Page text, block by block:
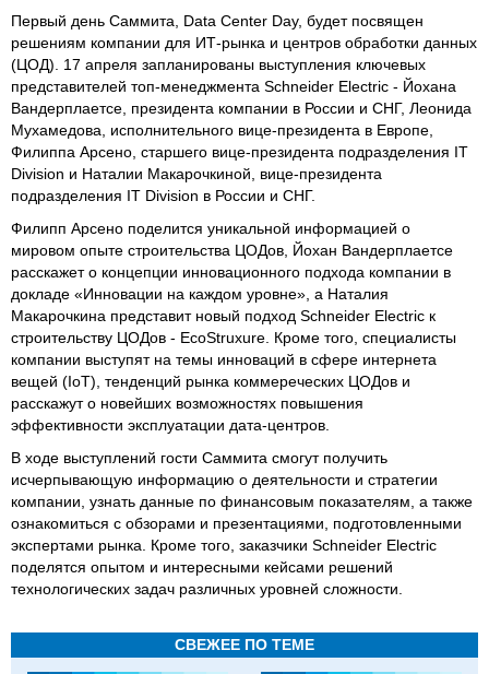
Первый день Саммита, Data Center Day, будет посвящен
решениям компании для ИТ-рынка и центров обработки данных
(ЦОД). 17 апреля запланированы выступления ключевых
представителей топ-менеджмента Schneider Electric - Йохана
Вандерплаетсе, президента компании в России и СНГ, Леонида
Мухамедова, исполнительного вице-президента в Европе,
Филиппа Арсено, старшего вице-президента подразделения IT
Division и Наталии Макарочкиной, вице-президента
подразделения IT Division в России и СНГ.
Филипп Арсено поделится уникальной информацией о
мировом опыте строительства ЦОДов, Йохан Вандерплаетсе
расскажет о концепции инновационного подхода компании в
докладе «Инновации на каждом уровне», а Наталия
Макарочкина представит новый подход Schneider Electric к
строительству ЦОДов - EcoStruxure. Кроме того, специалисты
компании выступят на темы инноваций в сфере интернета
вещей (IoT), тенденций рынка коммереческих ЦОДов и
расскажут о новейших возможностях повышения
эффективности эксплуатации дата-центров.
В ходе выступлений гости Саммита смогут получить
исчерпывающую информацию о деятельности и стратегии
компании, узнать данные по финансовым показателям, а также
ознакомиться с обзорами и презентациями, подготовленными
экспертами рынка. Кроме того, заказчики Schneider Electric
поделятся опытом и интересными кейсами решений
технологических задач различных уровней сложности.
СВЕЖЕЕ ПО ТЕМЕ